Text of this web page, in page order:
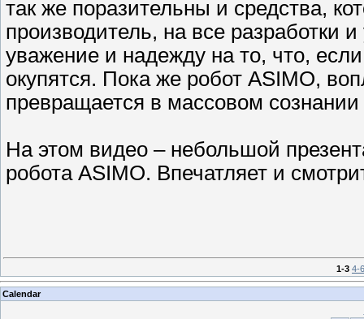
так же поразительны и средства,
производитель, на все разработки
уважение и надежду на то, что,
окупятся. Пока же робот ASIMO,
превращается в массовом
На этом видео – небольшой
робота ASIMO. Впечатляет и
1-3 4-6
Calendar